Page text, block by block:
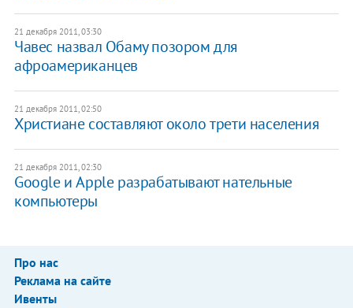
21 декабря 2011, 03:30
Чавес назвал Обаму позором для
афроамериканцев
21 декабря 2011, 02:50
Христиане составляют около трети населения
21 декабря 2011, 02:30
Google и Apple разрабатывают нательные
компьютеры
Про нас
Реклама на сайте
Ивенты